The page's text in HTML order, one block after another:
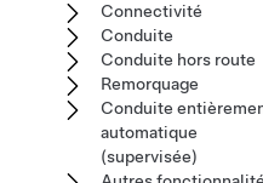
Connectivité
Conduite
Conduite hors route
Remorquage
Conduite
automatique
(supervisée)